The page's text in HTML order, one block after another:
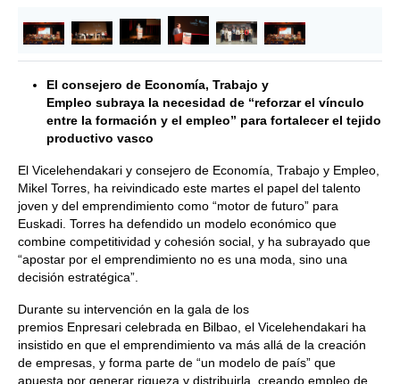
El consejero de Economía, Trabajo y
Empleo subraya la necesidad de “reforzarel vínculo
entre la formación y el empleo” para fortalecer el tejido
productivo vasco
El Vicelehendakari y consejero de Economía, Trabajo y Empleo,
Mikel Torres, ha reivindicado este martes el papel del talento
joven y del emprendimiento como “motor de futuro” para
Euskadi. Torres ha defendido un modelo económico que
combine competitividad y cohesión social, y ha subrayado que
“apostar por el emprendimiento no es una moda, sino una
decisión estratégica”.
Durante su intervención en la gala de los
premios Enpresari celebrada en Bilbao, el Vicelehendakari ha
insistido en que el emprendimiento va más allá de la creación
de empresas, y forma parte de “un modelo de país” que
apuesta por generar riqueza y distribuirla, creando empleo de